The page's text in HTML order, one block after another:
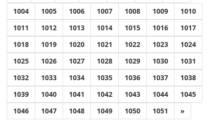
1004
1005 1006 1007 1008 1009
1010
1011
1012 1013 1014 1015 1016
1017
1018
1019 1020 1021 1022 1023
1024
1025
1026 1027 1028 1029 1030
1031
1032
1033 1034 1035 1036 1037
1038
1039
1040 1041 1042 1043 1044
1045
1046
1047 1048 1049 1050 1051 »